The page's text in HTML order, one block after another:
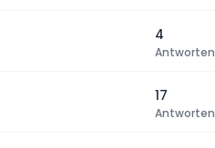
4
Antworten
17
Antworten